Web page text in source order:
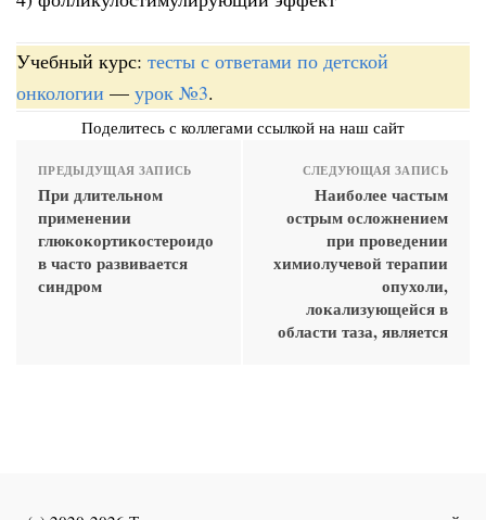
Учебный курс: тесты с ответами по детской
онкологии — урок №3.
Поделитесь с коллегами ссылкой на наш сайт
ПРЕДЫДУЩАЯ ЗАПИСЬ
При длительном
применении
глюкокортикостероидо
в часто развивается
синдром
СЛЕДУЮЩАЯ ЗАПИСЬ
Наиболее частым
острым осложнением
при проведении
химиолучевой терапии
опухоли,
локализующейся в
области таза, является